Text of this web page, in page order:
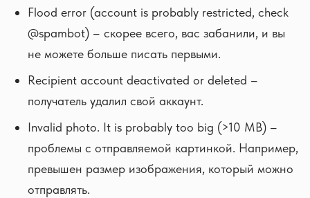
Flood error (account is probably restricted, check
@spambot) – скорее всего, вас забанили, и вы
не можете больше писать первыми.
Recipient account deactivated or deleted –
получатель удалил свой аккаунт.
Invalid photo. It is probably too big (>10 MB) –
проблемы с отправляемой картинкой. Например,
превышен размер изображения, который можно
отправлять.